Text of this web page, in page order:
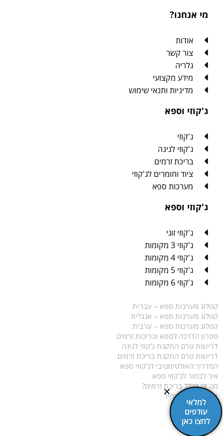
מי אנחנו?
אודות
צור קשר
גלריה
מידע מקצועי
מדיניות ותנאי שימוש
ג'קוזי וספא
ג'קוזי
ג'קוזי לגינה
בריכת זרמים
ציוד וחומרים לג'קוזי
מערכות ספא
ג'קוזי וספא
ג'קוזי זוגי
ג'קוזי 3 מקומות
ג'קוזי 4 מקומות
ג'קוזי 5 מקומות
ג'קוזי 6 מקומות
קטלוג מערכות ספא – עברית
קטלוג מערכות ספא – אנגלית
קטלוג מערכות ספא – ערבית
ספרון הדרכה לספא ובריכות זרמים
דרישות טרם התקנת ג'קוזי לגינה
דרישות טרם התקנת בריכת זרמים
המדריך האולטימטיבי לג'קוזי ספא
איך לבחור לג'קוזי ספא
מה זה בכלל בריכת זרמים?
בריכת זרמים מחיר
למלאי
עודפים
לחצו כאן